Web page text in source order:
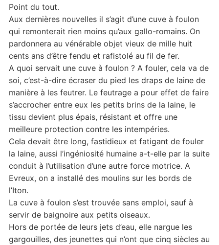
Point du tout.
Aux dernières nouvelles il s’agit d’une cuve à foulon
qui remonterait rien moins qu’aux gallo-romains. On
pardonnera au vénérable objet vieux de mille huit
cents ans d’être fendu et rafistolé au fil de fer.
A quoi servait une cuve à foulon ? A fouler, cela va de
soi, c’est-à-dire écraser du pied les draps de laine de
manière à les feutrer. Le feutrage a pour effet de faire
s’accrocher entre eux les petits brins de la laine, le
tissu devient plus épais, résistant et offre une
meilleure protection contre les intempéries.
Cela devait être long, fastidieux et fatigant de fouler
la laine, aussi l’ingéniosité humaine a-t-elle par la suite
conduit à l’utilisation d’une autre force motrice. A
Evreux, on a installé des moulins sur les bords de
l’Iton.
La cuve à foulon s’est trouvée sans emploi, sauf à
servir de baignoire aux petits oiseaux.
Hors de portée de leurs jets d’eau, elle nargue les
gargouilles, des jeunettes qui n’ont que cinq siècles au